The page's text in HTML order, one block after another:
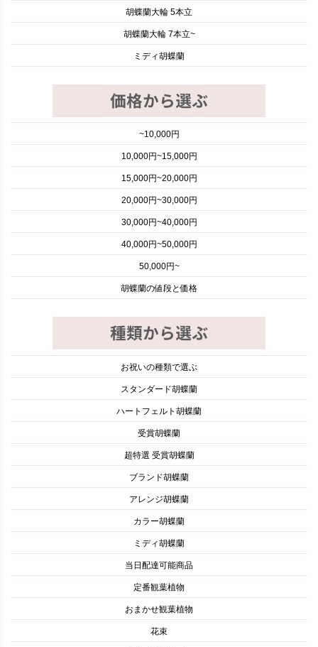
胡蝶蘭大輪 5本立
胡蝶蘭大輪 7本立~
ミディ胡蝶蘭
~10,000円
10,000円~15,000円
15,000円~20,000円
20,000円~30,000円
30,000円~40,000円
40,000円~50,000円
50,000円~
胡蝶蘭の値段と価格
お祝いの種類で選ぶ
スタンダード胡蝶蘭
ハートフェルト胡蝶蘭
受賞胡蝶蘭
超特選 受賞胡蝶蘭
ブランド胡蝶蘭
アレンジ胡蝶蘭
カラー胡蝶蘭
ミディ胡蝶蘭
当日配達可能商品
定番観葉植物
おまかせ観葉植物
花束